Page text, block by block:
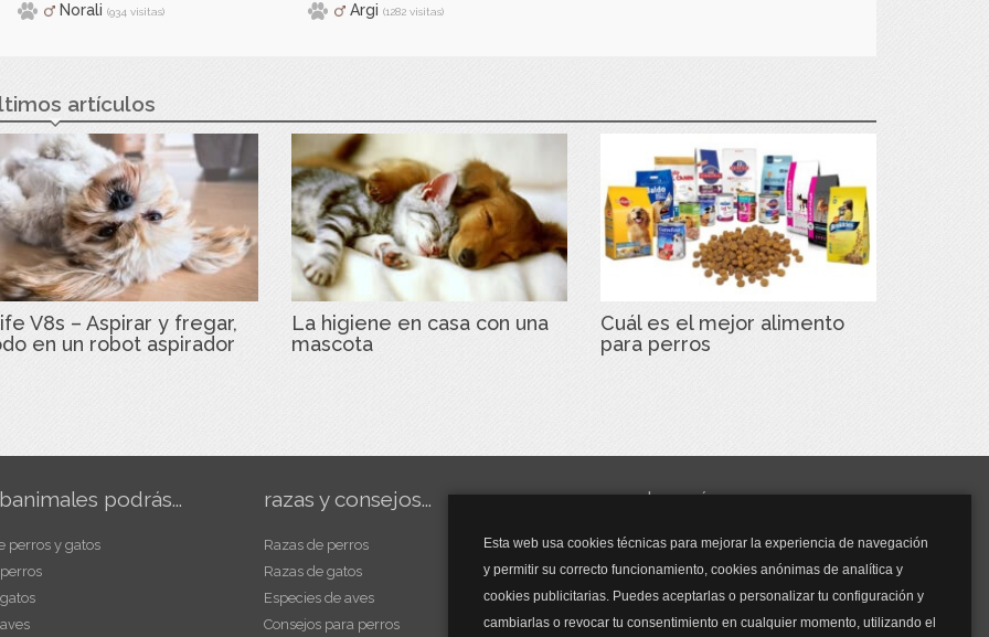
Esta web usa cookies técnicas para mejorar la experiencia de navegación
y permitir su correcto funcionamiento, cookies anónimas de analítica y
cookies publicitarias. Puedes aceptarlas o personalizar tu configuración y
cambiarlas o revocar tu consentimiento en cualquier momento, utilizando el
Norali (934 visitas) Argi (1282 visitas)
artículos
V8s – Aspirar y fregar,
en un robot aspirador
La higiene en casa con una
mascota
Cuál es el mejor alimento
para perros
podrás...
perros y gatos
razas y consejos...
Razas de perros
Razas de gatos
Especies de aves
Consejos para perros
y mucho más...
Mascarillas
Mascarillas FFP2
Mascarillas FFP3
Bolsos